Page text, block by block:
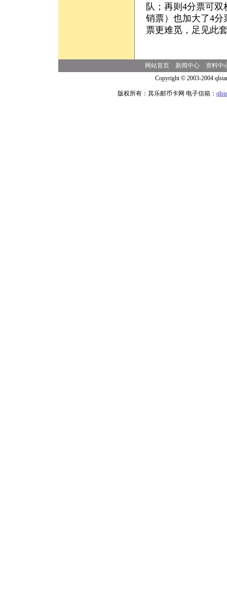
队；再则4分票可
销票）也加大了4分
票更难觅，足见此
网站首页 新闻中心
资料中
Copyright © 2003-2004
版权所有：其乐邮币卡网 电子信箱：